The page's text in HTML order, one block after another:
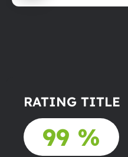
RATING TITLE
99 %